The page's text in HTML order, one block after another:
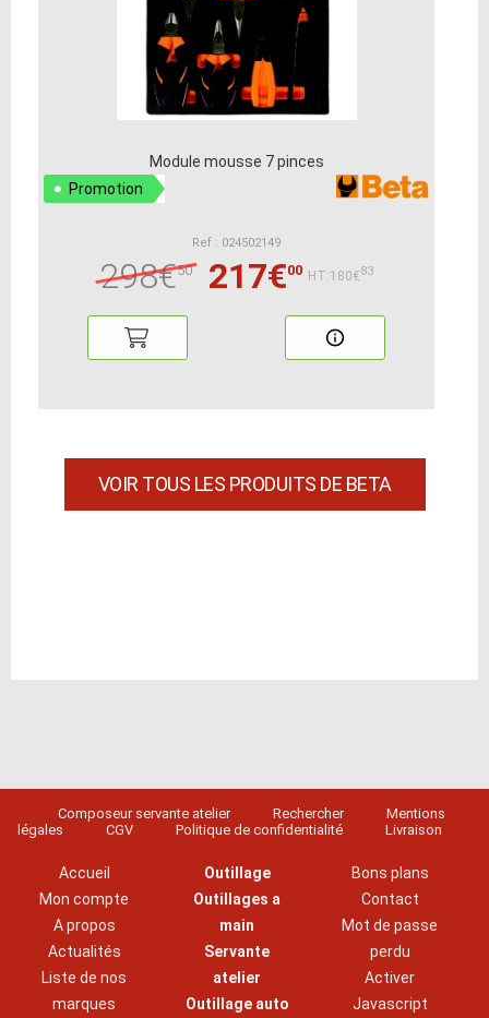
Module mousse 7 pinces
Promotion
Ref : 024502149
298€50 217€00 HT:180€83
VOIR TOUS LES PRODUITS DE BETA
Composeur servante atelier Rechercher
Mentions
légales
CGV Politique de confidentialité Livraison
Accueil
Mon compte
A propos
Actualités
Liste de nos
marques
Outillage
Outillages a
main
Servante
atelier
Outillage auto
Bons plans
Contact
Mot de passe
perdu
Activer
Javascript